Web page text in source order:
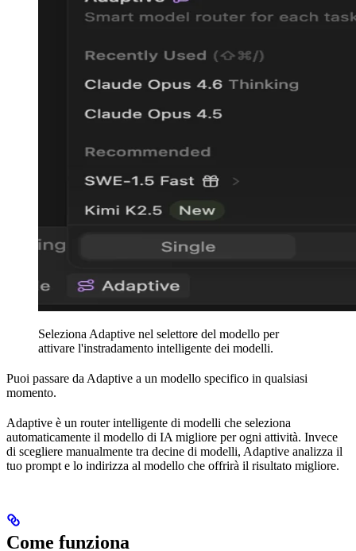
Seleziona Adaptive nel selettore del modello per
attivare l'instradamento intelligente dei modelli.
Puoi passare da Adaptive a un modello specifico in qualsiasi
momento.
Adaptive è un router intelligente di modelli che seleziona
automaticamente il modello di IA migliore per ogni attività. Invece
di scegliere manualmente tra decine di modelli, Adaptive analizza il
tuo prompt e lo indirizza al modello che offrirà il risultato migliore.
Come funziona